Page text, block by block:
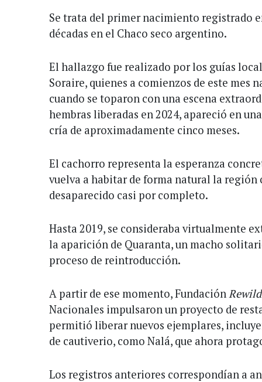
Se trata del primer nacimiento registrado
décadas en el Chaco seco argentino.
El hallazgo fue realizado por los guías
Soraire, quienes a comienzos de este mes
cuando se toparon con una escena
hembras liberadas en 2024, apareció en
cría de aproximadamente cinco meses.
El cachorro representa la esperanza
vuelva a habitar de forma natural la región
desaparecido casi por completo.
Hasta 2019, se consideraba virtualmente
la aparición de Quaranta, un macho
proceso de reintroducción.
A partir de ese momento, Fundación
Nacionales impulsaron un proyecto de
permitió liberar nuevos ejemplares,
de cautiverio, como Nalá, que ahora
Los registros anteriores correspondían a